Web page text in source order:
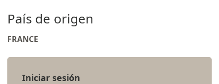
País de origen
FRANCE
Iniciar sesión